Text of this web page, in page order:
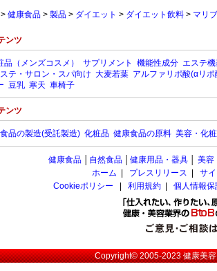
> 健康食品 > 製品 > ダイエット > ダイエット飲料 > マリ
ンツ
品（メンズコスメ） サプリメント 機能性成分 エステ
テ・サロン・スパ向け 大麦若葉 アルファリポ酸(αリポ
豆乳 寒天 車椅子
ンツ
品の製造(受託製造) 化粧品 健康食品の原料 美容・化
健康食品 自然食品 健康用品・器具 美容
ホーム
プレスリリース
サ
Cookieポリシー
利用規約 個人情報
Copyright© 2005-2023健康美